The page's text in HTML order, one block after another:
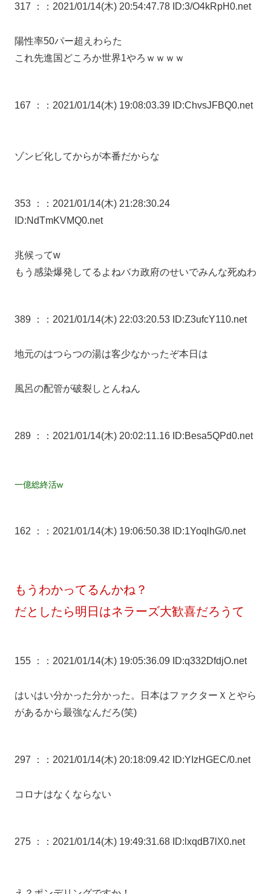
317 ： ：2021/01/14(木) 20:54:47.78 ID:3/O4kRpH0.net
陽性率50パー超えわらた
これ先進国どころか世界1やろｗｗｗｗ
167 ： ：2021/01/14(木) 19:08:03.39 ID:ChvsJFBQ0.net
ゾンビ化してからが本番だからな
353 ：
：2021/01/14(木) 21:28:30.24
ID:NdTmKVMQ0.net
兆候ってw
もう感染爆発してるよねバカ政府のせいでみんな死ぬわ
389 ： ：2021/01/14(木) 22:03:20.53 ID:Z3ufcY110.net
地元のはつらつの湯は客少なかったぞ本日は
風呂の配管が破裂しとんねん
289 ： ：2021/01/14(木) 20:02:11.16 ID:Besa5QPd0.net
一億総終活w
162 ： ：2021/01/14(木) 19:06:50.38 ID:1YoqlhG/0.net
もうわかってるんかね？
だとしたら明日はネラーズ大歓喜だろうて
155 ： ：2021/01/14(木) 19:05:36.09 ID:q332DfdjO.net
はいはい分かった分かった。日本はファクターＸとやら
があるから最強なんだろ(笑)
297 ： ：2021/01/14(木) 20:18:09.42 ID:YIzHGEC/0.net
コロナはなくならない
275 ： ：2021/01/14(木) 19:49:31.68 ID:lxqdB7lX0.net